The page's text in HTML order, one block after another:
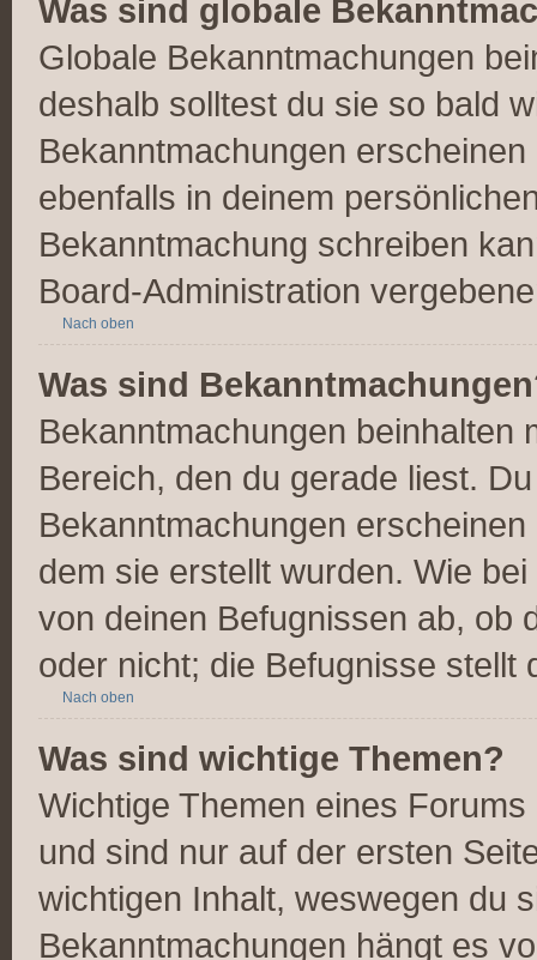
Was sind globale
Globale Bekanntmachungen
deshalb solltest du sie so bald
Bekanntmachungen
ebenfalls in deinem
Bekanntmachung schreiben
Board-Administration
Nach oben
Was sind
Bekanntmachungen beinhalten
Bereich, den du gerade liest.
Bekanntmachungen
dem sie erstellt wurden. Wie
von deinen Befugnissen ab, ob
oder nicht; die Befugnisse stellt
Nach oben
Was sind wichtige Themen?
Wichtige Themen eines
und sind nur auf der ersten
wichtigen Inhalt, weswegen du
Bekanntmachungen hängt es